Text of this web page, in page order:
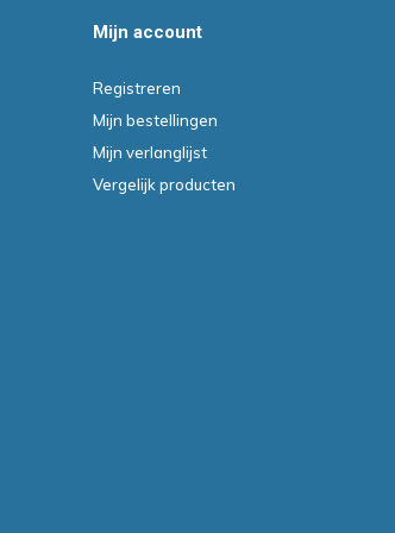
Mijn account
Registreren
Mijn bestellingen
Mijn verlanglijst
Vergelijk producten